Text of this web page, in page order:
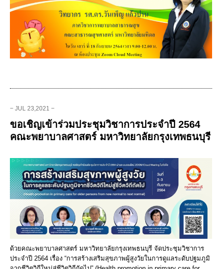
− JUL 23,2021 −
ขอเชิญเข้าร่วมประชุมวิชาการประจำปี 2564
คณะพยาบาลศาสตร์ มหาวิทยาลัยกรุงเทพธนบุรี
ด้วยคณะพยาบาลศาสตร์ มหาวิทยาลัยกรุงเทพธนบุรี จัดประชุมวิชาการ
ประจำปี 2564 เรื่อง “การสร้างเสริมสุขภาพผู้สูงวัยในการดูแลระดับปฐมภูมิ